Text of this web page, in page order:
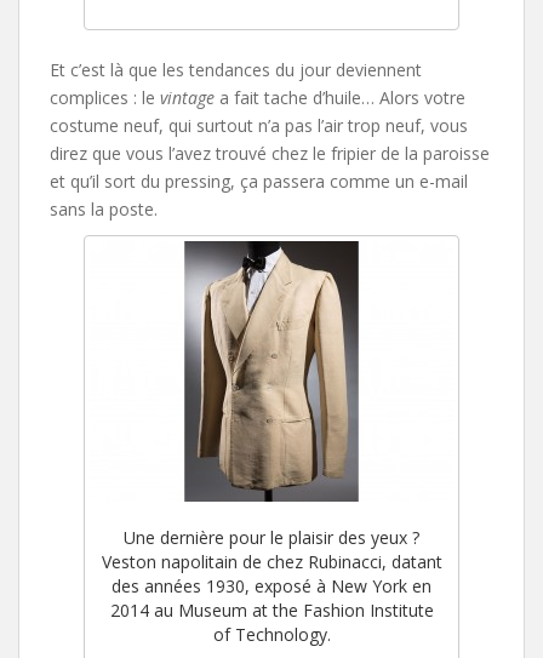
Et c’est là que les tendances du jour deviennent
complices : le vintage a fait tache d’huile… Alors votre
costume neuf, qui surtout n’a pas l’air trop neuf, vous
direz que vous l’avez trouvé chez le fripier de la paroisse
et qu’il sort du pressing, ça passera comme un e-mail
sans la poste.
Une dernière pour le plaisir des yeux ?
Veston napolitain de chez Rubinacci, datant
des années 1930, exposé à New York en
2014 au Museum at the Fashion Institute
of Technology.